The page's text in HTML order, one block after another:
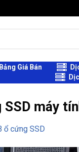
Bảng Giá Bán
máy
ổ cứng SSD